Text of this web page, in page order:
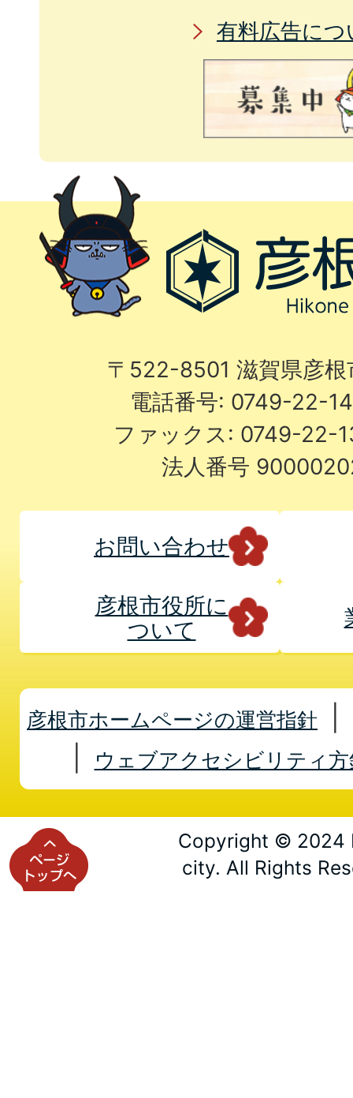
有料広告につ
〒522-8501 滋賀県彦
電話番号: 0749-22-
ファックス: 0749-22-
法人番号
お問い合わせ
彦根市役所に
ついて
彦根市ホームページの運営指針
ウェブアクセシビリティ方
Copyright © 2024
city. All Rights